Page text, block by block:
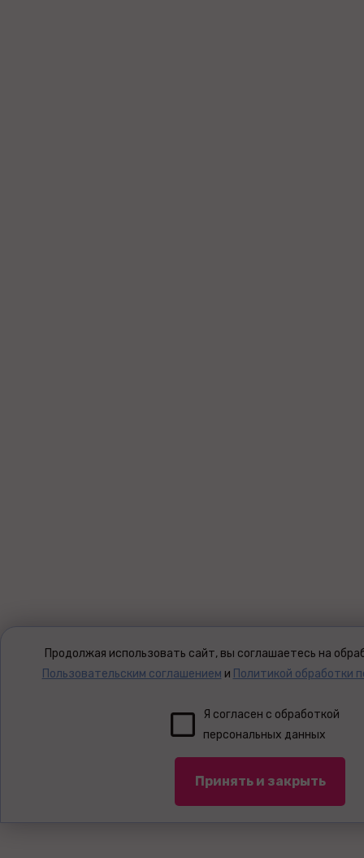
Продолжая использовать сайт, вы соглашаетесь на
Пользовательским соглашением и Политикой обработки
Я согласен с обработкой
персональных данных
Принять и закрыть